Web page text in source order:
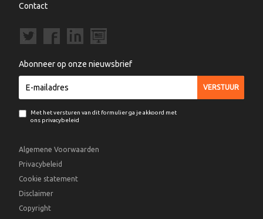
Contact
Abonneer op onze nieuwsbrief
Met het versturen van dit formulier ga je akkoord met
ons privacybeleid
Algemene Voorwaarden
Privacybeleid
Cookie statement
Disclaimer
Copyright